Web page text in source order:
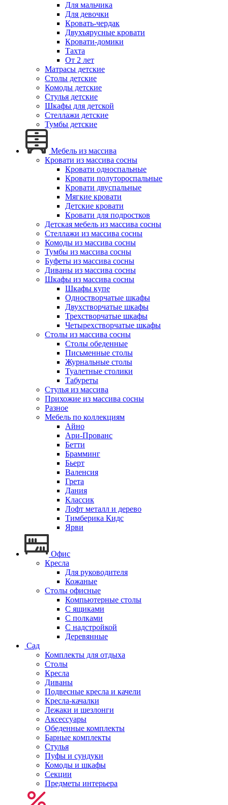
Для мальчика
Для девочки
Кровать-чердак
Двухъярусные кровати
Кровати-домики
Тахта
От 2 лет
Матрасы детские
Столы детские
Комоды детские
Стулья детские
Шкафы для детской
Стеллажи детские
Тумбы детские
Мебель из массива
Кровати из массива сосны
Кровати односпальные
Кровати полутороспальные
Кровати двуспальные
Мягкие кровати
Детские кровати
Кровати для подростков
Детская мебель из массива сосны
Стеллажи из массива сосны
Комоды из массива сосны
Тумбы из массива сосны
Буфеты из массива сосны
Диваны из массива сосны
Шкафы из массива сосны
Шкафы купе
Одностворчатые шкафы
Двухстворчатые шкафы
Трехстворчатые шкафы
Четырехстворчатые шкафы
Столы из массива сосны
Столы обеденные
Письменные столы
Журнальные столы
Туалетные столики
Табуреты
Стулья из массива
Прихожие из массива сосны
Разное
Мебель по коллекциям
Айно
Ари-Прованс
Бетти
Брамминг
Бьерт
Валенсия
Грета
Дания
Классик
Лофт металл и дерево
Тимберика Кидс
Ярви
Офис
Кресла
Для руководителя
Кожаные
Столы офисные
Компьютерные столы
С ящиками
С полками
С надстройкой
Деревянные
Сад
Комплекты для отдыха
Столы
Кресла
Диваны
Подвесные кресла и качели
Кресла-качалки
Лежаки и шезлонги
Аксессуары
Обеденные комплекты
Барные комплекты
Стулья
Пуфы и сундуки
Комоды и шкафы
Секции
Предметы интерьера